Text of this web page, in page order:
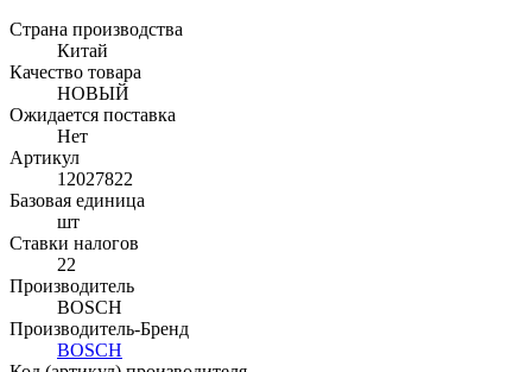
Страна производства
Китай
Качество товара
НОВЫЙ
Ожидается поставка
Нет
Артикул
12027822
Базовая единица
шт
Ставки налогов
22
Производитель
BOSCH
Производитель-Бренд
BOSCH